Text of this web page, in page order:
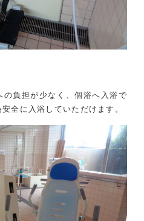
の負担が少なく、個浴へ入浴で
全に入浴していただけます。